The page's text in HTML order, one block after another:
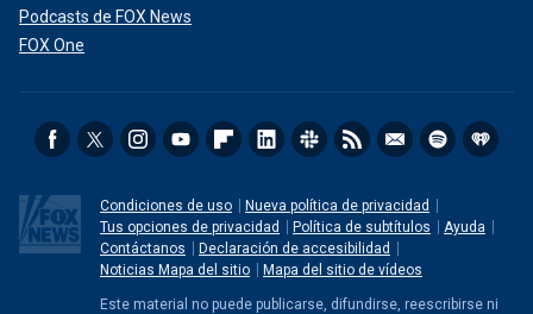
Podcasts de FOX News
FOX One
Condiciones de uso
Nueva política de privacidad
Tus opciones de privacidad
Política de subtítulos
Ayuda
Contáctanos
Declaración de accesibilidad
Noticias Mapa del sitio
Mapa del sitio de vídeos
Este material no puede publicarse, difundirse, reescribirse ni